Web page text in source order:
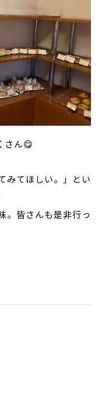
さん😋
みてほしい。」とい
。皆さんも是非行っ